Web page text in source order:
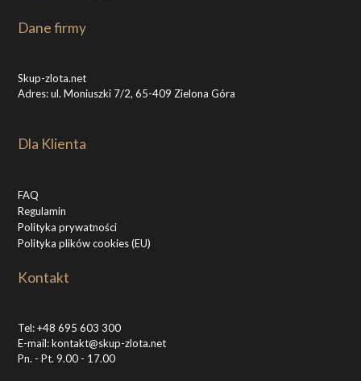
Dane firmy
Skup-zlota.net
Adres: ul. Moniuszki 7/2, 65-409 Zielona Góra
Dla Klienta
FAQ
Regulamin
Polityka prywatności
Polityka plików cookies (EU)
Kontakt
Tel:+48 695 603 300
E-mail:kontakt@skup-zlota.net
Pn. - Pt. 9.00 - 17.00